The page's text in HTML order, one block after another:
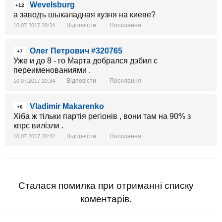
+12
Wevelsburg
а заводъ шыкаладная кузня на киеве?
10.07.2017 20:34 Відповісти Посилання
+7
Олег Петрович #320765
Уже и до 8 - го Марта добрался дэбил с
переименованиями .
10.07.2017 20:34 Відповісти Посилання
+6
Vladimir Makarenko
Хіба ж тільки партія регіонів , вони там на 90% з
кпрс вилізли .
10.07.2017 20:42 Відповісти Посилання
Сталася помилка при отриманні списку
коментарів.